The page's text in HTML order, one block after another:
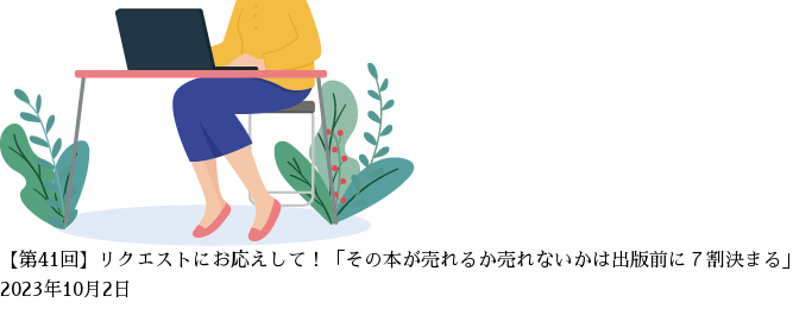
【第41回】リクエストにお応えして！「その本が売れるか売れないかは出版前に７割決まる」
2023年10月2日